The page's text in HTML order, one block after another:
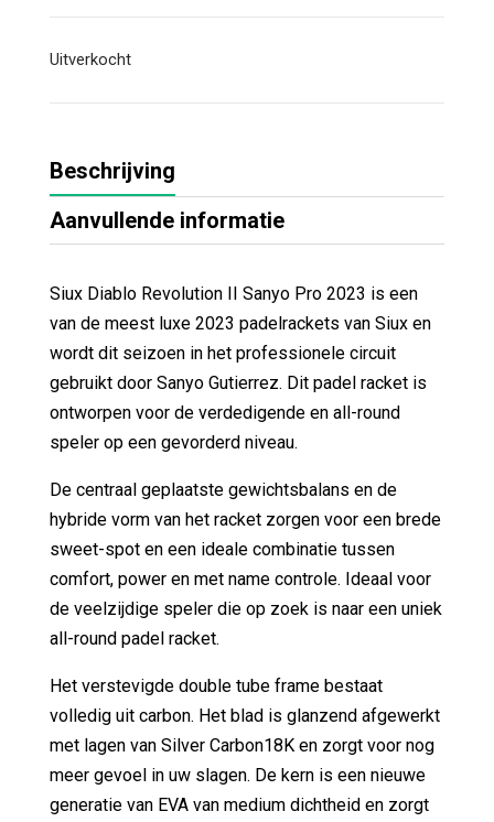
was:
is:
Uitverkocht
Beschrijving
Aanvullende informatie
Siux Diablo Revolution II Sanyo Pro 2023 is een
van de meest luxe 2023 padelrackets van Siux en
wordt dit seizoen in het professionele circuit
gebruikt door Sanyo Gutierrez. Dit padel racket is
ontworpen voor de verdedigende en all-round
speler op een gevorderd niveau.
De centraal geplaatste gewichtsbalans en de
hybride vorm van het racket zorgen voor een brede
sweet-spot en een ideale combinatie tussen
comfort, power en met name controle. Ideaal voor
de veelzijdige speler die op zoek is naar een uniek
all-round padel racket.
Het verstevigde double tube frame bestaat
volledig uit carbon. Het blad is glanzend afgewerkt
met lagen van Silver Carbon18K en zorgt voor nog
meer gevoel in uw slagen. De kern is een nieuwe
generatie van EVA van medium dichtheid en zorgt